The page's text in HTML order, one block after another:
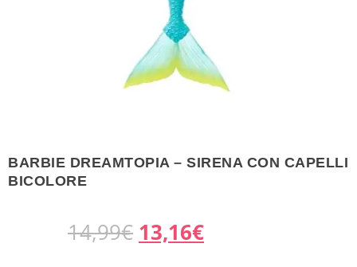
BARBIE DREAMTOPIA – SIRENA CON CAPELLI
BICOLORE
14,99€ I
13,16€I